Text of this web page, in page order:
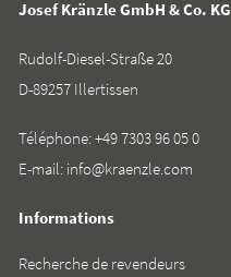
Josef Kränzle GmbH & Co. KG
Rudolf-Diesel-Straße 20
D-89257 Illertissen
Téléphone:+49 7303 96 05 0
E-mail: info@kraenzle.com
Informations
Recherche de revendeurs